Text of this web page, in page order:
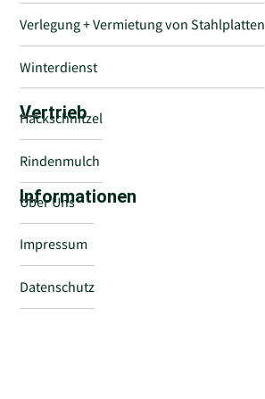
Verlegung + Vermietung von Stahlplatten
Winterdienst
Vertrieb
Hackschnitzel
Rindenmulch
Informationen
Über Uns
Impressum
Datenschutz